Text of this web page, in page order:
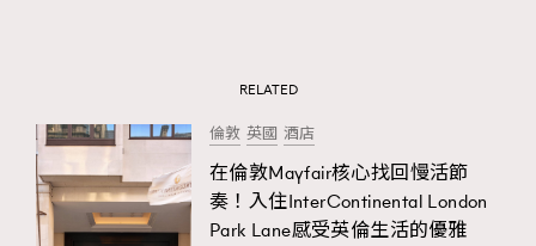
RELATED
倫敦 英國 酒店
在倫敦Mayfair核心找回慢活節
奏！入住InterContinental London
Park Lane感受英倫生活的優雅